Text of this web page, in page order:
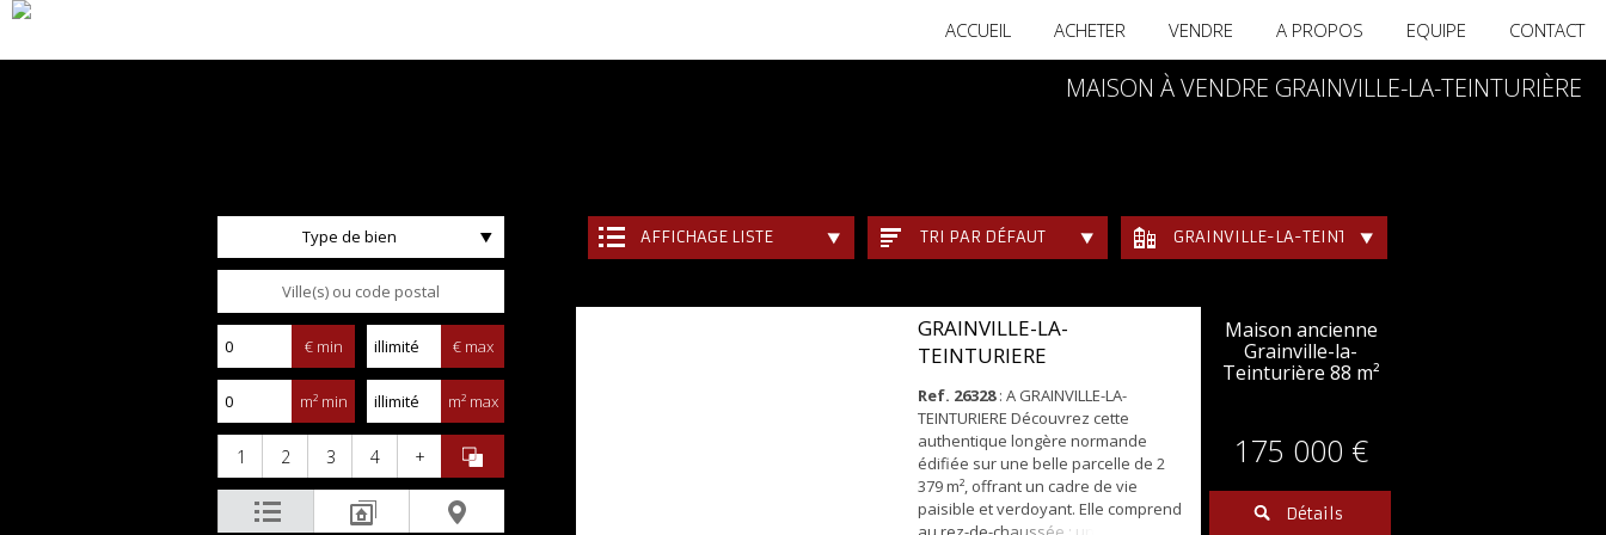
ACCUEIL ACHETER VENDRE A PROPOS EQUIPE CONTACT
MAISON À VENDRE GRAINVILLE-LA-TEINTURIÈRE
Type de bien
€ min € max
m² min m² max
1 2 3 4 +
AFFICHAGE LISTE TRI PAR DÉFAUT GRAINVILLE-LA-TEINTURIÈRE
GRAINVILLE-LA-
TEINTURIERE
Ref. 26328: A GRAINVILLE-LA-
TEINTURIERE Découvrez cette
authentique longère normande
édifiée sur une belle parcelle de 2
379 m², offrant un cadre de vie
paisible et verdoyant. Elle comprend
Maison ancienne
Grainville-la-
Teinturière 88 m²
175 000 €
Détails